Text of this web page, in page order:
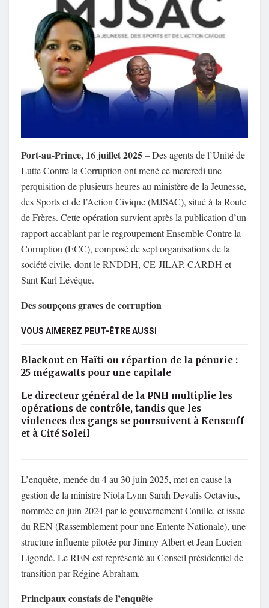
Port-au-Prince, 16 juillet 2025– Des agents de l’Unité de
Lutte Contre la Corruption ont mené ce mercredi une
perquisition de plusieurs heures au ministère de la Jeunesse,
des Sports et de l’Action Civique (MJSAC), situé à la Route
de Frères. Cette opération survient après la publication d’un
rapport accablant par le regroupement Ensemble Contre la
Corruption (ECC), composé de sept organisations de la
société civile, dont le RNDDH, CE-JILAP, CARDH et
Sant Karl Lévêque.
Des soupçons graves de corruption
VOUS AIMEREZ PEUT-ÊTRE AUSSI
Blackout en Haïti ou répartion de la pénurie :
25 mégawatts pour une capitale
Le directeur général de la PNH multiplie les
opérations de contrôle, tandis que les
violences des gangs se poursuivent à Kenscoff
et à Cité Soleil
L’enquête, menée du 4 au 30 juin 2025, met en cause la
gestion de la ministre Niola Lynn Sarah Devalis Octavius,
nommée en juin 2024 par le gouvernement Conille, et issue
du REN (Rassemblement pour une Entente Nationale), une
structure influente pilotée par Jimmy Albert et Jean Lucien
Ligondé. Le REN est représenté au Conseil présidentiel de
transition par Régine Abraham.
Principaux constats de l’enquête